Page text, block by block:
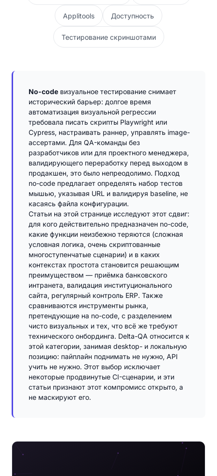
Applitools Доступность
Тестирование скриншотами
No-code визуальное тестирование снимает
исторический барьер: долгое время
автоматизация визуальной регрессии
требовала писать скрипты Playwright или
Cypress, настраивать раннер, управлять image-
ассертами. Для QA-команды без
разработчиков или для проектного менеджера,
валидирующего переработку перед выходом в
продакшен, это было непреодолимо. Подход
no-code предлагает определять набор тестов
мышью, указывая URL и валидируя baseline, не
касаясь файла конфигурации.
Статьи на этой странице исследуют этот сдвиг:
для кого действительно предназначен no-code,
какие функции неизбежно теряются (сложная
условная логика, очень скриптованные
многоступенчатые сценарии) и в каких
контекстах простота становится решающим
преимуществом — приёмка банковского
интранета, валидация институционального
сайта, регулярный контроль ERP. Также
сравниваются инструменты рынка,
претендующие на no-code, с разделением
чисто визуальных и тех, что всё же требуют
технического онбординга. Delta-QA относится к
этой категории, занимая desktop- и локальную
позицию: пайплайн поднимать не нужно, API
учить не нужно. Этот выбор исключает
некоторые продвинутые CI-сценарии, и эти
статьи признают этот компромисс открыто, а
не маскируют его.